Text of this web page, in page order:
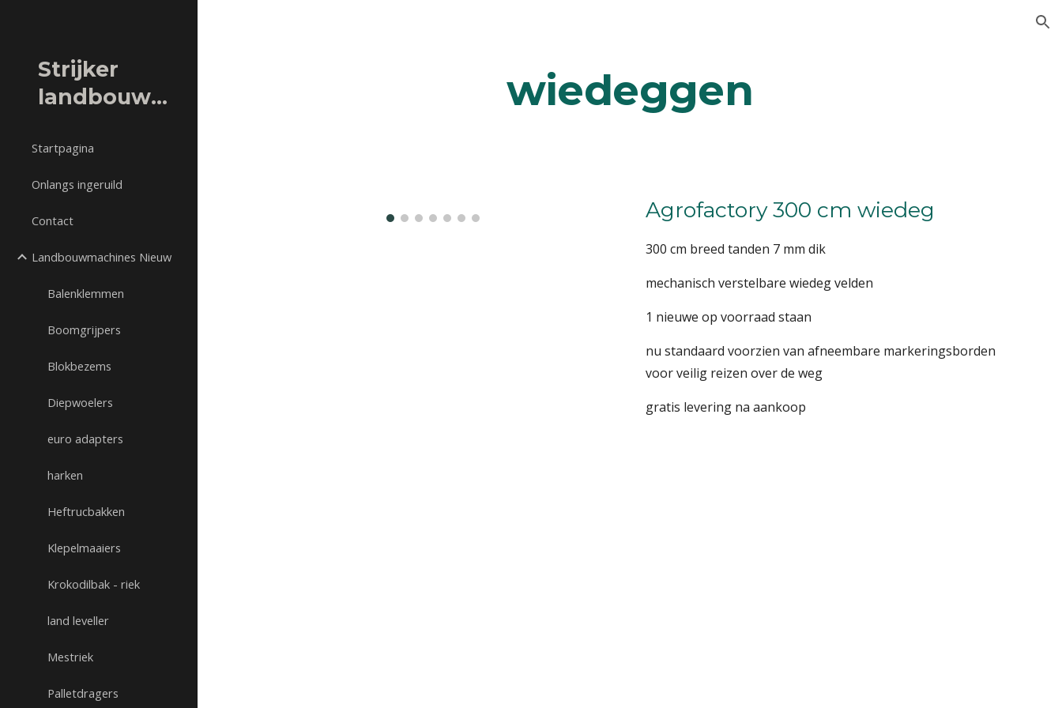
Strijker
landbouwmachines
Startpagina
Onlangs ingeruild
Contact
Landbouwmachines Nieuw
Balenklemmen
Boomgrijpers
Blokbezems
Diepwoelers
euro adapters
harken
Heftrucbakken
Klepelmaaiers
Krokodilbak - riek
land leveller
Mestriek
Palletdragers
wiedeggen
Agrofactory 300 cm wiedeg
300 cm breed tanden 7 mm dik
mechanisch verstelbare wiedeg velden
1 nieuwe op voorraad staan
nu standaard voorzien van afneembare markeringsborden
voor veilig reizen over de weg
gratis levering na aankoop